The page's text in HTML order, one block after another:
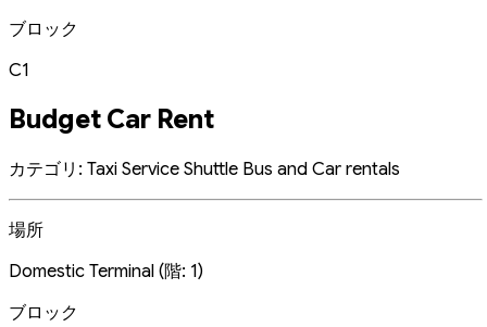
ブロック
C1
Budget Car Rent
カテゴリ: Taxi Service Shuttle Bus and Car rentals
場所
Domestic Terminal (階: 1)
ブロック